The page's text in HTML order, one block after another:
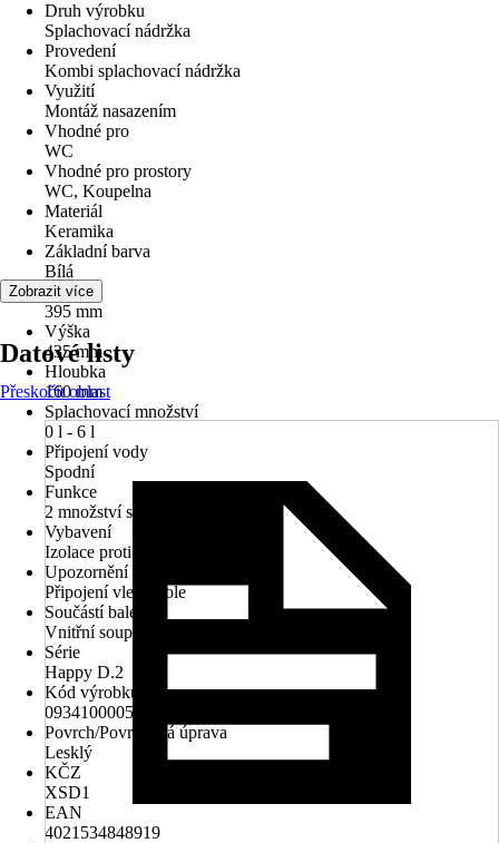
Druh výrobku
Splachovací nádržka
Provedení
Kombi splachovací nádržka
Využití
Montáž nasazením
Vhodné pro
WC
Vhodné pro prostory
WC, Koupelna
Materiál
Keramika
Základní barva
Bílá
Šířka
395 mm
Výška
435 mm
Hloubka
160 mm
Splachovací množství
0 l - 6 l
Připojení vody
Spodní
Funkce
2 množství splachování
Vybavení
Izolace proti kondenzované vodě
Upozornění
Připojení vlevo dole
Součástí balení
Vnitřní souprava Dual Flush
Série
Happy D.2
Kód výrobku
0934100005
Povrch/Povrchová úprava
Lesklý
KČZ
XSD1
EAN
4021534848919
Zobrazit více
Datové listy
Přeskočit oblast